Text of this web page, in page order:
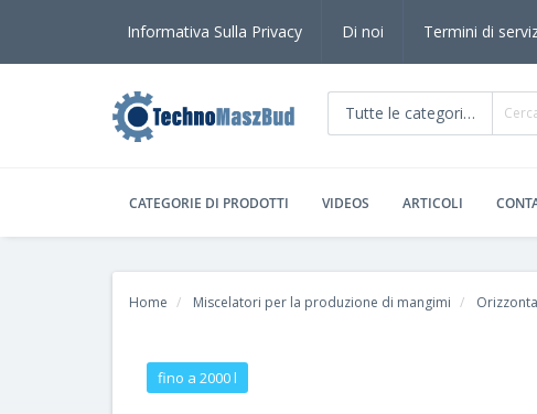
Informativa Sulla Privacy Di noi Termini di
Tutte le categorie
CATEGORIE DI PRODOTTI VIDEOS ARTICOLI
Home Miscelatori per la produzione di mangimi
fino a 2000 l